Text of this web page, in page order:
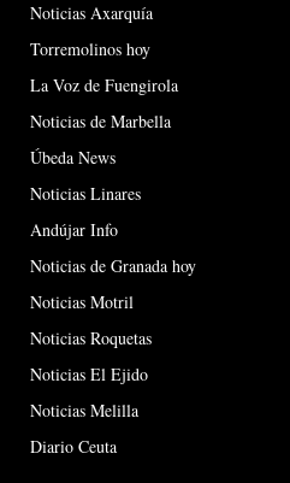
Noticias Axarquía
Torremolinos hoy
La Voz de Fuengirola
Noticias de Marbella
Úbeda News
Noticias Linares
Andújar Info
Noticias de Granada hoy
Noticias Motril
Noticias Roquetas
Noticias El Ejido
Noticias Melilla
Diario Ceuta